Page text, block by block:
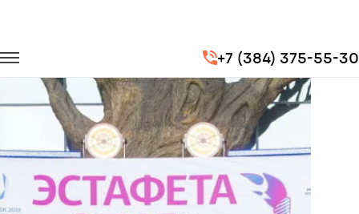
+7 (384) 375-55-30
Транспорт для спорта
Эстафета огня XXIX Всемирной зимней Универсиады 2019